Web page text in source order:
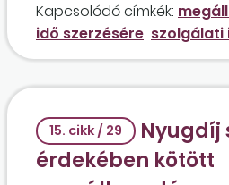
Kapcsolódó címkék:
idő szerzésére szolgálati
15. cikk / 29
Nyugdíj
érdekében kötött